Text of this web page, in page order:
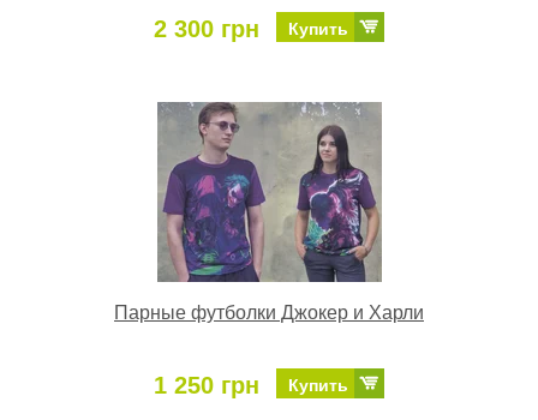
2 300 грн Купить
Парные футболки Джокер и Харли
1 250 грн Купить